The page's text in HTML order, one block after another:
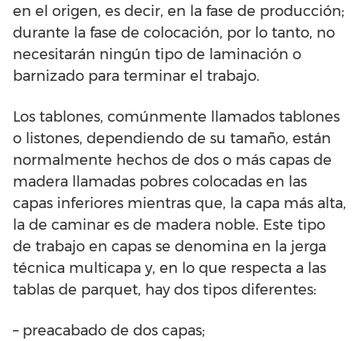
en el origen, es decir, en la fase de producción;
durante la fase de colocación, por lo tanto, no
necesitarán ningún tipo de laminación o
barnizado para terminar el trabajo.
Los tablones, comúnmente llamados tablones
o listones, dependiendo de su tamaño, están
normalmente hechos de dos o más capas de
madera llamadas pobres colocadas en las
capas inferiores mientras que, la capa más alta,
la de caminar es de madera noble. Este tipo
de trabajo en capas se denomina en la jerga
técnica multicapa y, en lo que respecta a las
tablas de parquet, hay dos tipos diferentes:
– preacabado de dos capas;